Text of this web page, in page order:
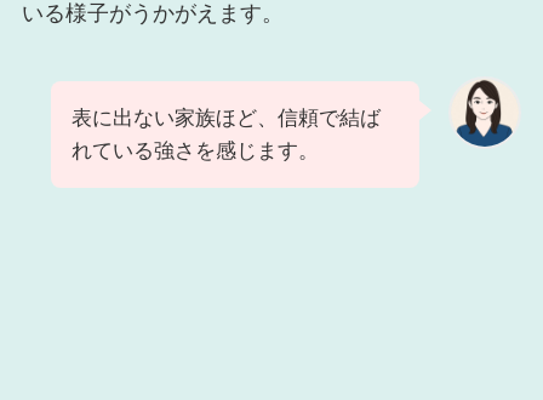
いる様子がうかがえます。
表に出ない家族ほど、信頼で結ば
れている強さを感じます。